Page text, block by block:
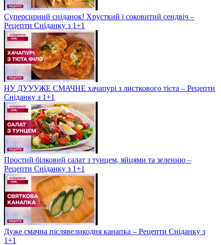
Суперсирний сніданок! Хрусткий і соковитий сендвіч –
Рецепти Сніданку з 1+1
НУ ДУУУЖЕ СМАЧНЕ хачапурі з листкового тіста – Рецепти
Сніданку з 1+1
Простий білковий салат з тунцем, яйцями та зеленню –
Рецепти Сніданку з 1+1
Дуже смачна післявеликодня канапка – Рецепти Сніданку з
1+1